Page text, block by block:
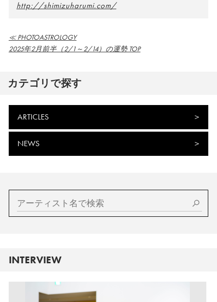
http://shimizuharumi.com/
≪ PHOTOASTROLOGY
2025年2月前半（2/1～2/14）の運勢 TOP
カテゴリで探す
ARTICLES
NEWS
INTERVIEW